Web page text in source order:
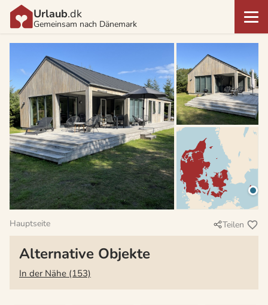
Urlaub.dk
Gemeinsam nach Dänemark
Hauptseite Teilen
Alternative Objekte
In der Nähe (153)